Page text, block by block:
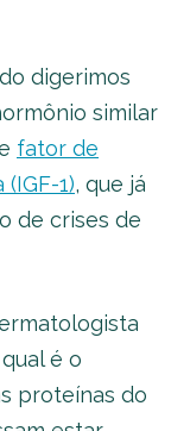
digerimos
similar
fator de
1), que já
de crises de
é o
proteínas do